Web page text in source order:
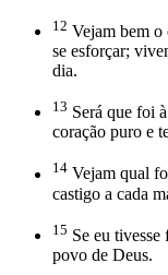
12 Vejam bem o
se esforçar;
dia.
13 Será que foi
coração puro e
14 Vejam qual
castigo a cada
15 Se eu
povo de Deus.